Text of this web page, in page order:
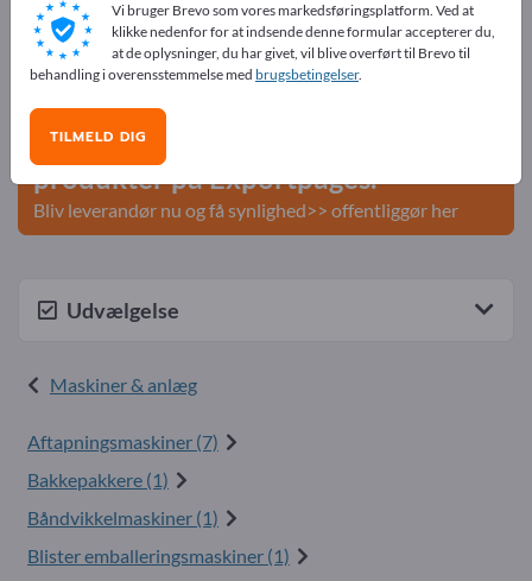
Annoncer gratis på Exportpages!
Behov – Tilbud – Brugte varer – Forretningskontakter >>
start her
Offentliggør din virksomhed og dine
produkter på Exportpages.
Bliv leverandør nu og få synlighed>> offentliggør her
Udvælgelse
Maskiner & anlæg
Aftapningsmaskiner (7)
Bakkepakkere (1)
Båndvikkelmaskiner (1)
Blister emballeringsmaskiner (1)
Vi bruger Brevo som vores markedsføringsplatform. Ved at
klikke nedenfor for at indsende denne formular accepterer du,
at de oplysninger, du har givet, vil blive overført til Brevo til
behandling i overensstemmelse med brugsbetingelser.
TILMELD DIG